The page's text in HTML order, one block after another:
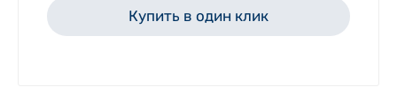
Купить в один клик